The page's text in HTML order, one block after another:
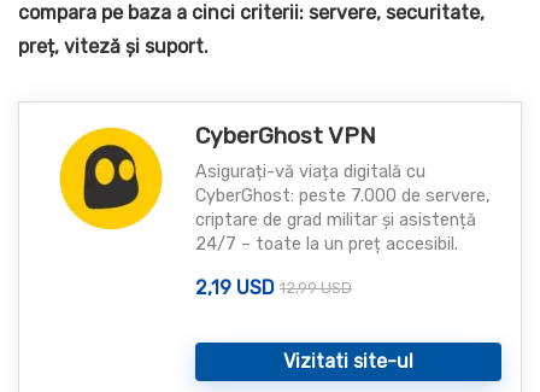
compara pe baza a cinci criterii: servere, securitate,
preț, viteză și suport.
CyberGhost VPN
Asigurați-vă viața digitală cu
CyberGhost: peste 7.000 de servere,
criptare de grad militar și asistență
24/7 – toate la un preț accesibil.
2,19 USD 12,99 USD
Vizitati site-ul